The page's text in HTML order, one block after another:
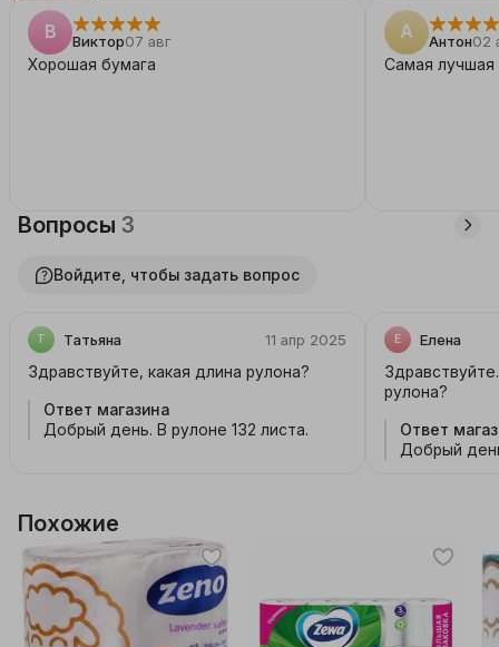
В Виктор07 авг
Хорошая бумага
А Антон02
Самая лучшая
Вопросы 3
Войдите, чтобы задать вопрос
Т Татьяна 11 апр 2025
Здравствуйте, какая длина рулона?
Ответ магазина
Добрый день. В рулоне 132 листа.
Е Елена
рулона?
Ответ
Добрый
Похожие